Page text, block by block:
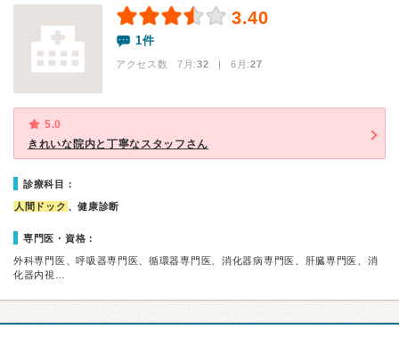
3.40
1件
アクセス数 7月:32 | 6月:27
5.0
きれいな院内と丁寧なスタッフさん
診療科目：
人間ドック 、健康診断
専門医・資格：
外科専門医、呼吸器専門医、循環器専門医、消化器病専門医、肝臓専門医、消
化器内視…